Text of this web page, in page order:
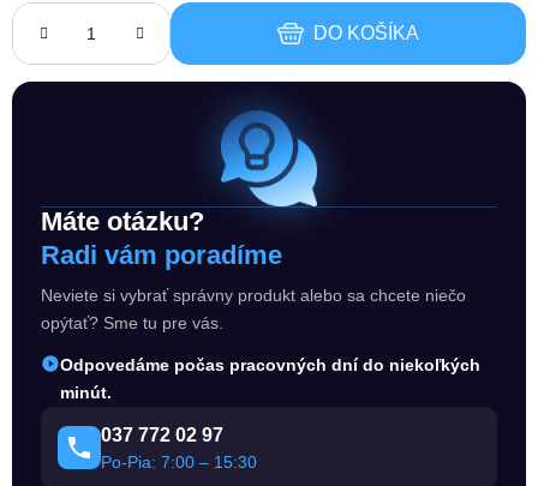
DO KOŠÍKA
Máte otázku?
Radi vám poradíme
Neviete si vybrať správny produkt alebo sa chcete niečo
opýtať? Sme tu pre vás.
Odpovedáme počas pracovných dní do niekoľkých
minút.
037 772 02 97
Po-Pia: 7:00 – 15:30